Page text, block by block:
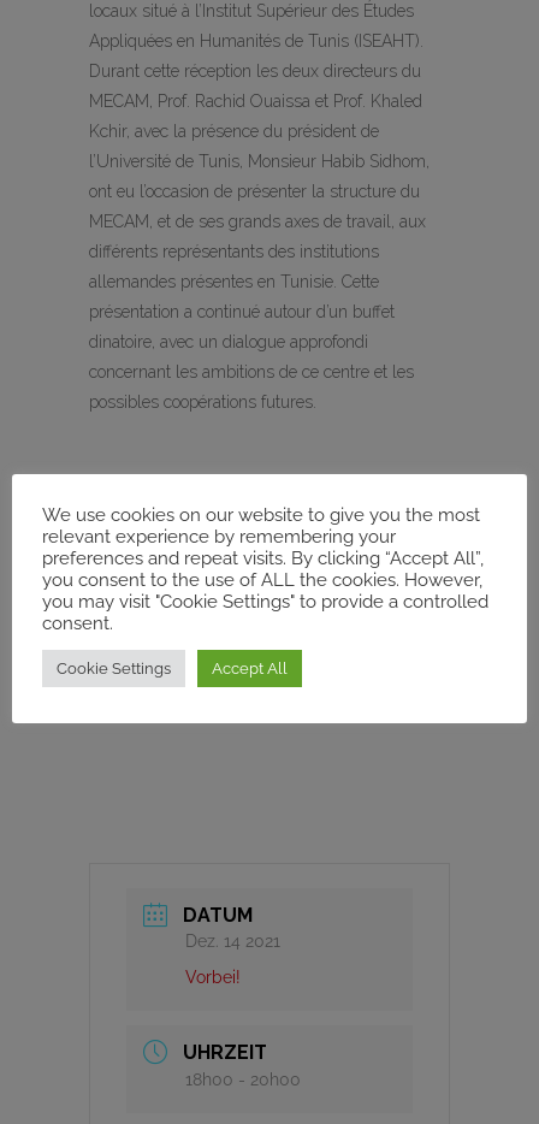
locaux situé à l’Institut Supérieur des Études
Appliquées en Humanités de Tunis (ISEAHT).
Durant cette réception les deux directeurs du
MECAM, Prof. Rachid Ouaissa et Prof. Khaled
Kchir, avec la présence du président de
l’Université de Tunis, Monsieur Habib Sidhom,
ont eu l’occasion de présenter la structure du
MECAM, et de ses grands axes de travail, aux
différents représentants des institutions
allemandes présentes en Tunisie. Cette
présentation a continué autour d’un buffet
dinatoire, avec un dialogue approfondi
concernant les ambitions de ce centre et les
possibles coopérations futures.
Details:
Date:14.décembre .2021 06:00 PM (Tunis
time)
La conférence se déroulera en Français dans les
locaux du MECAM, c/o ISEAHT, 27, rue Florian –
DATUM
Dez. 14 2021
Vorbei!
UHRZEIT
18h00 - 20h00
We use cookies on our website to give you the most
relevant experience by remembering your
preferences and repeat visits. By clicking “Accept All”,
you consent to the use of ALL the cookies. However,
you may visit "Cookie Settings" to provide a controlled
consent.
Cookie Settings Accept All